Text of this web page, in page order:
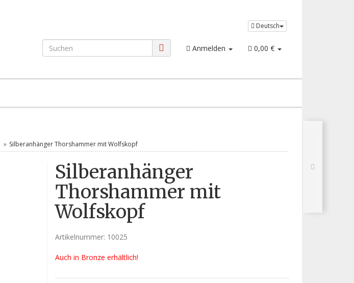
Deutsch
Anmelden 0,00 €
Silberanhänger Thorshammer mit Wolfskopf
Silberanhänger
Thorshammer mit
Wolfskopf
Artikelnummer: 10025
Auch in Bronze erhältlich!